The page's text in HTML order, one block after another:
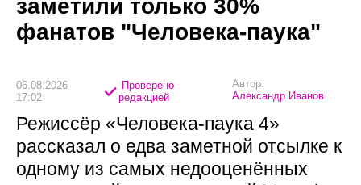
заметили только 30%
фанатов "Человека-паука"
06.08.2026
17:02
Проверено
редакцией
Автор:
Александр Иванов
Режиссёр «Человека-паука 4»
рассказал о едва заметной отсылке к
одному из самых недооценённых